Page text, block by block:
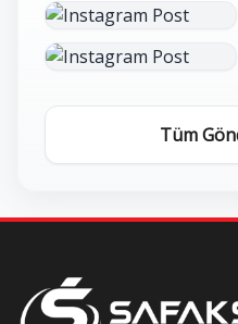
İncele
İncele
Tüm